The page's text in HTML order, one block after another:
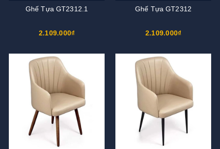
Ghế Tựa GT2312.1
2.109.000₫
Ghế Tựa GT2312
2.109.000₫